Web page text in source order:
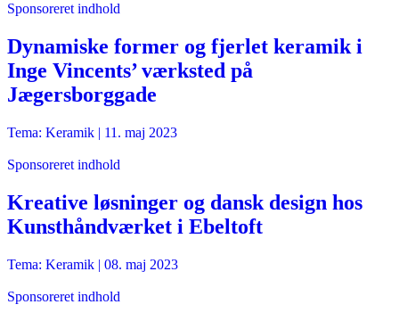
Sponsoreret indhold
Dynamiske former og fjerlet keramik i
Inge Vincents’ værksted på
Jægersborggade
Tema: Keramik | 11. maj 2023
Sponsoreret indhold
Kreative løsninger og dansk design hos
Kunsthåndværket i Ebeltoft
Tema: Keramik | 08. maj 2023
Sponsoreret indhold